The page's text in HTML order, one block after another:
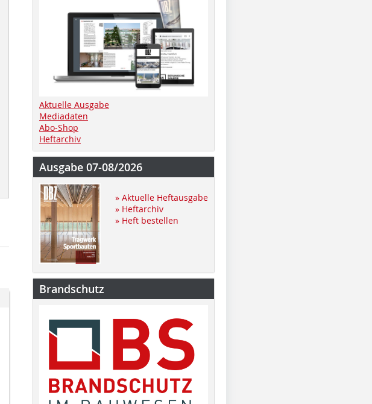
Aktuelle Ausgabe
Mediadaten
Abo-Shop
Heftarchiv
Ausgabe 07-08/2026
» Aktuelle Heftausgabe
» Heftarchiv
» Heft bestellen
Brandschutz